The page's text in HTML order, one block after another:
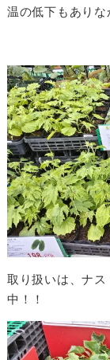
温の低下もあり
取り扱いは、ナ
中！！